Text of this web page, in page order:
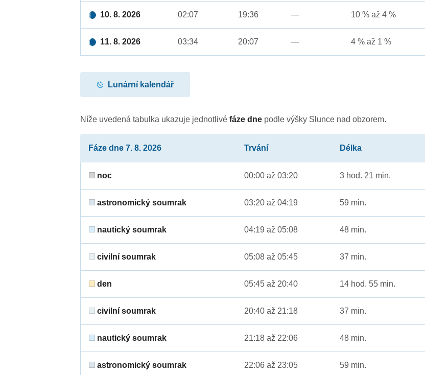
10. 8. 2026 02:07 19:36 — 10 % až 4 %
11. 8. 2026 03:34 20:07 — 4 % až 1 %
Lunární kalendář
Níže uvedená tabulka ukazuje jednotlivéfáze dne podle výšky Slunce nad obzorem.
Fáze dne 7. 8. 2026 Trvání Délka
noc 00:00 až 03:20 3 hod. 21 min.
astronomický soumrak 03:20 až 04:19 59 min.
nautický soumrak 04:19 až 05:08 48 min.
civilní soumrak 05:08 až 05:45 37 min.
den 05:45 až 20:40 14 hod. 55 min.
civilní soumrak 20:40 až 21:18 37 min.
nautický soumrak 21:18 až 22:06 48 min.
astronomický soumrak 22:06 až 23:05 59 min.